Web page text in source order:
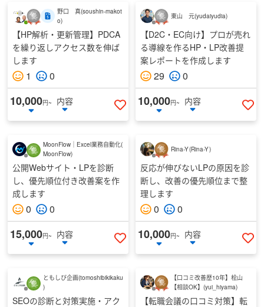
野口 真(soushin-makot
o)
【HP解析・更新管理】PDCA
を繰り返しアクセス数を伸ば
します
1 0
10,000円~
内容
いいねする
東山 元(yudaiyudia)
【D2C・EC向け】プロが売れ
る導線を作るHP・LP改善提
案レポートを作成します
29 0
10,000円~
内容
い
MoonFlow｜Excel業務自動化(
MoonFlow)
公開Webサイト・LPを診断
し、優先順位付き改善案を作
成します
0 0
15,000円~
内容
いいねする
Rina-Y(Rina-Y)
反応が伸びないLPの原因を診
断し、改善の優先順位まで整
理します
0 0
10,000円~
内容
い
ともしび企画(tomoshibikikaku
)
SEOの診断と対策実施・アク
【口コミ改善歴10年】桧山
【相談OK】(yui_hiyama)
【転職会議の口コミ対策】転